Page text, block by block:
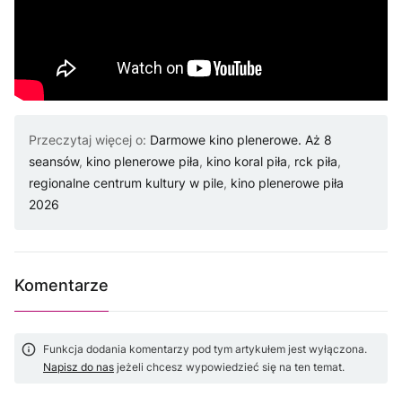
Przeczytaj więcej o: Darmowe kino plenerowe. Aż 8
seansów, kino plenerowe piła, kino koral piła, rck piła,
regionalne centrum kultury w pile, kino plenerowe piła
2026
Komentarze
Funkcja dodania komentarzy pod tym artykułem jest wyłączona.
Napisz do nas jeżeli chcesz wypowiedzieć się na ten temat.